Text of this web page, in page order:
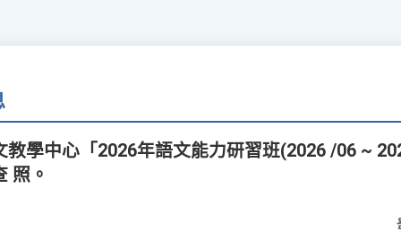
教學中心「2026年語文能力研習班(2026 /06 ~
照。